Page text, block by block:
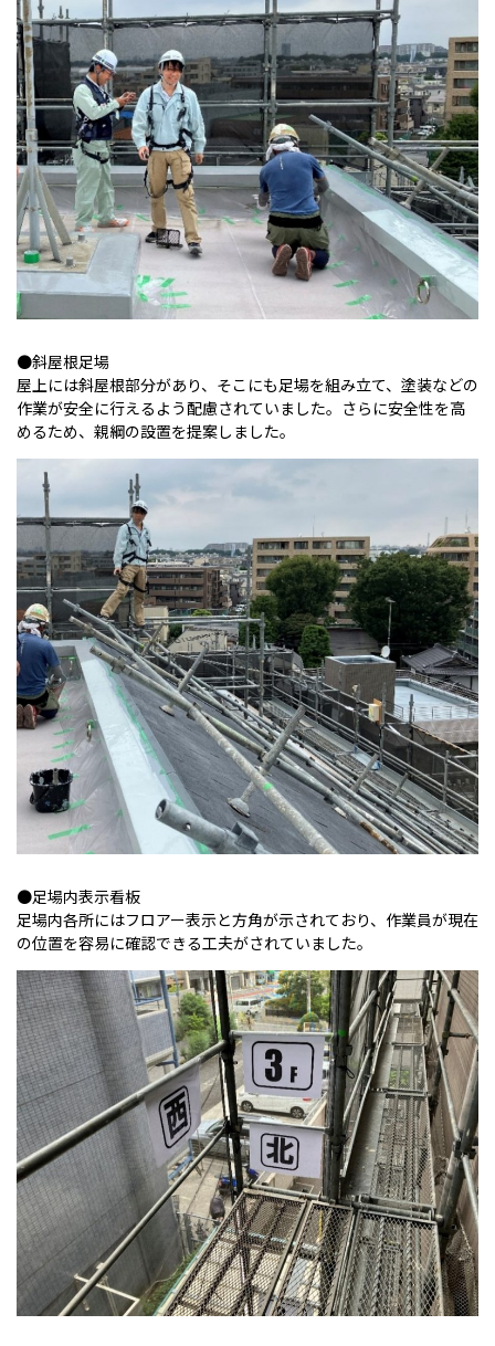
●斜屋根足場
屋上には斜屋根部分があり、そこにも足場を組み立て、塗装などの
作業が安全に行えるよう配慮されていました。さらに安全性を高
めるため、親綱の設置を提案しました。
●足場内表示看板
足場内各所にはフロアー表示と方角が示されており、作業員が現在
の位置を容易に確認できる工夫がされていました。